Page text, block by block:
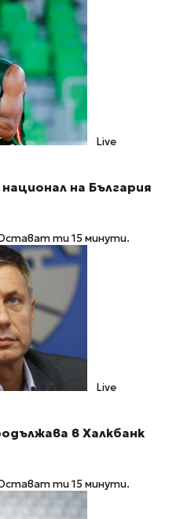
Live
на България
Остават ти 15 минути.
Live
в Халкбанк
Остават ти 15 минути.